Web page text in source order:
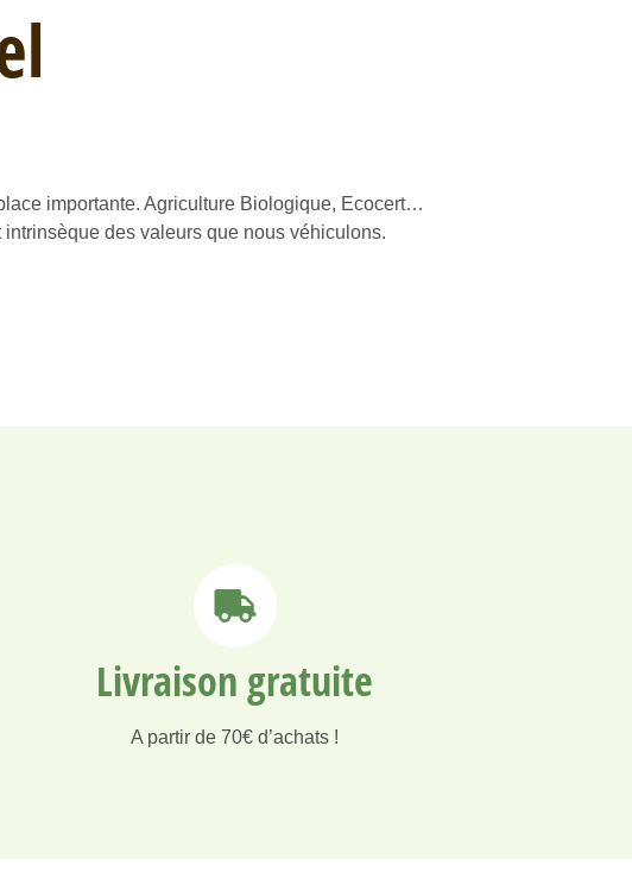
importante. Agriculture Biologique, Ecocert…
des valeurs que nous véhiculons.
Livraison gratuite
A partir de 70€ d’achats !